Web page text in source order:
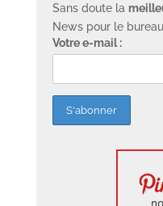
Sans doute la
News pour le
Votre e-mail :